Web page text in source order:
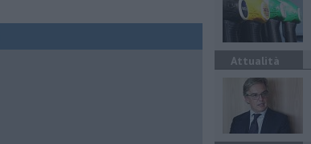
Attualità